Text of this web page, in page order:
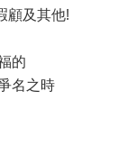
顧及其他!
的
名之時